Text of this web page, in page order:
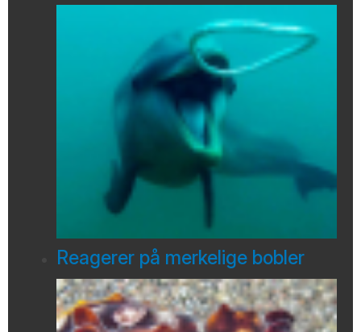
Reagerer på merkelige bobler